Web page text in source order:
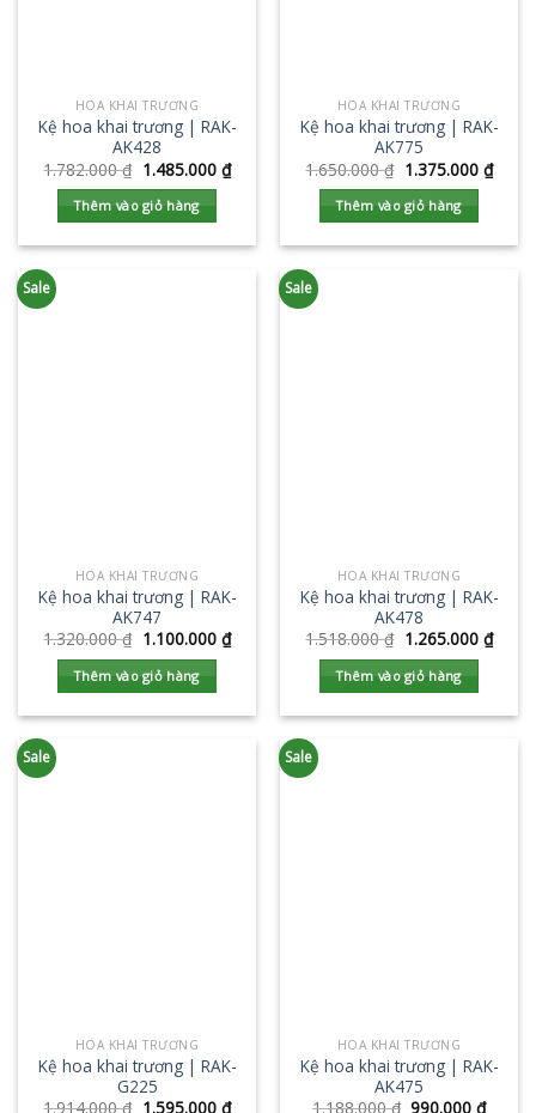
HOA KHAI TRƯƠNG
Kệ hoa khai trương | RAK-
AK428
1.782.000₫ 1.485.000 ₫
Thêm vào giỏ hàng
HOA KHAI TRƯƠNG
Kệ hoa khai trương | RAK-
AK775
1.650.000₫ 1.375.000 ₫
Thêm vào giỏ hàng
Sale
HOA KHAI TRƯƠNG
Kệ hoa khai trương | RAK-
AK747
1.320.000₫ 1.100.000 ₫
Thêm vào giỏ hàng
Sale
HOA KHAI TRƯƠNG
Kệ hoa khai trương | RAK-
AK478
1.518.000₫ 1.265.000 ₫
Thêm vào giỏ hàng
Sale
HOA KHAI TRƯƠNG
Kệ hoa khai trương | RAK-
G225
1.914.000₫ 1.595.000 ₫
Sale
HOA KHAI TRƯƠNG
Kệ hoa khai trương | RAK-
AK475
1.188.000₫ 990.000₫